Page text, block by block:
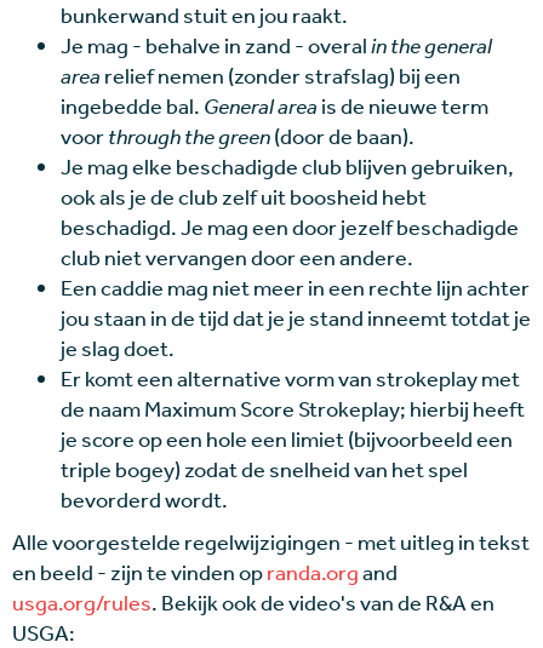
bunkerwand stuit en jou raakt.
Je mag - behalve in zand - overalin the general
area relief nemen (zonder strafslag) bij een
ingebedde bal. General area is de nieuwe term
voorthrough the green(door de baan).
Je mag elke beschadigde club blijven gebruiken,
ook als je de club zelf uit boosheid hebt
beschadigd. Je mag een door jezelf beschadigde
club niet vervangen door een andere.
Een caddie mag niet meer in een rechte lijn achter
jou staan in de tijd dat je je stand inneemt totdat je
je slag doet.
Er komt een alternative vorm van strokeplay met
de naam Maximum Score Strokeplay; hierbij heeft
je score op een hole een limiet (bijvoorbeeld een
triple bogey) zodat de snelheid van het spel
bevorderd wordt.
Alle voorgestelde regelwijzigingen - met uitleg in tekst
en beeld - zijn te vinden opranda.organd
usga.org/rules. Bekijk ook de video's van de R&A en
USGA: